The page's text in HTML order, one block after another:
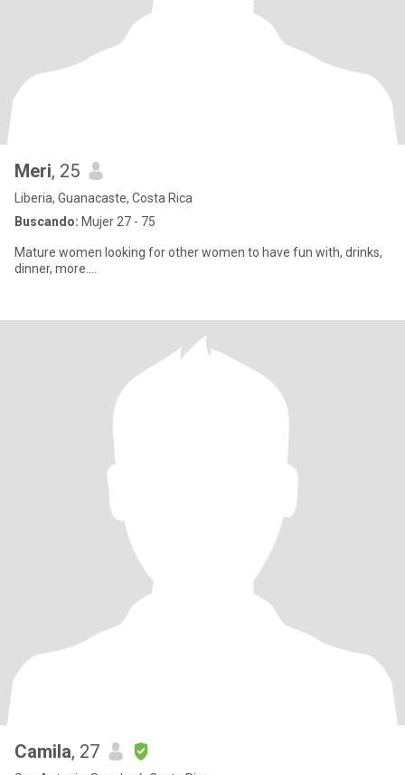
Meri, 25
Liberia, Guanacaste, Costa Rica
Buscando: Mujer 27 - 75
Mature women looking for other women to have fun with, drinks,
dinner, more....
Camila, 27